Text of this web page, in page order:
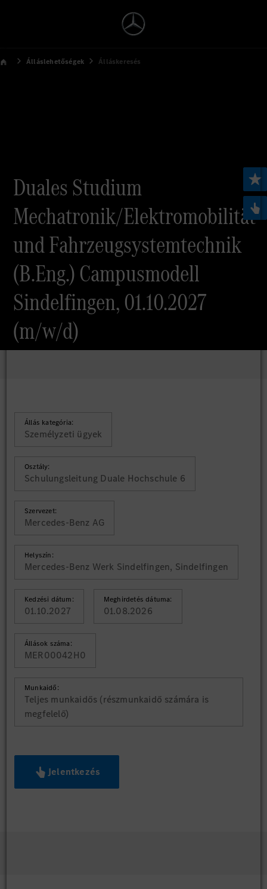
Álláslehetőségek Álláskeresés
Duales Studium
Mechatronik/Elektromobilität
und Fahrzeugsystemtechnik
(B.Eng.) Campusmodell
Sindelfingen, 01.10.2027
(m/w/d)
Állás kategória:
Személyzeti ügyek
Osztály:
Schulungsleitung Duale Hochschule 6
Szervezet:
Mercedes-Benz AG
Helyszín:
Mercedes-Benz Werk Sindelfingen, Sindelfingen
Kedzési dátum:
01.10.2027
Meghirdetés dátuma:
01.08.2026
Állások száma:
MER00042H0
Munkaidő:
Teljes munkaidős (részmunkaidő számára is
megfelelő)
Jelentkezés